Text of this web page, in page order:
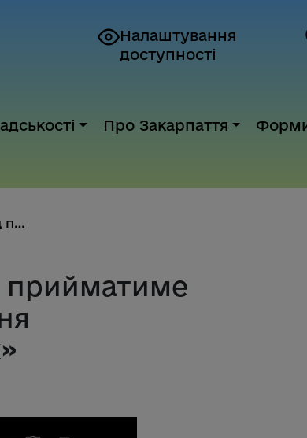
Налаштування
доступності
Про Закарпаття
25–26 квітня Ужгород прийматим...
прийматиме